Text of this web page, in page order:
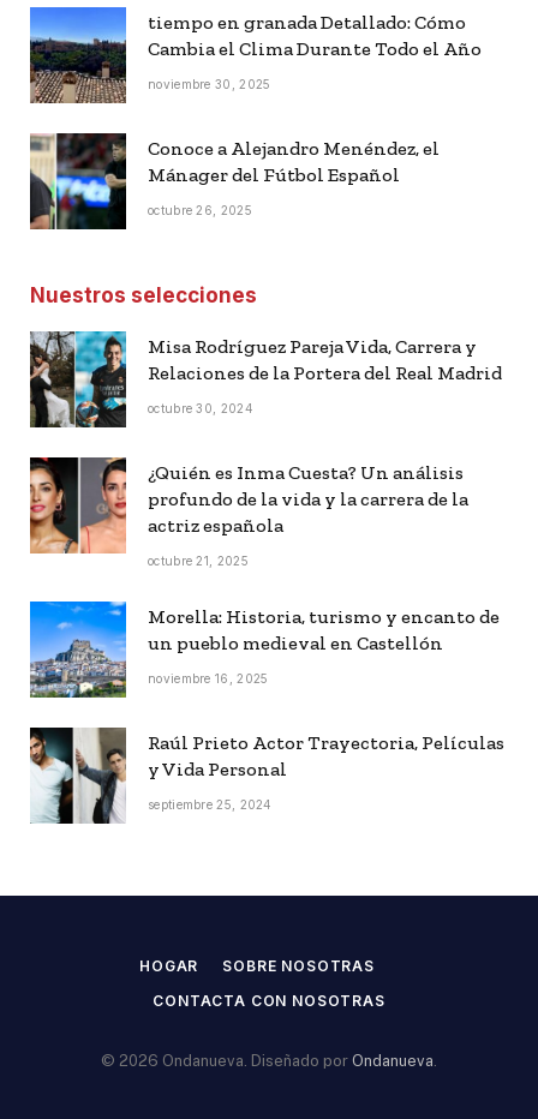
tiempo en granada Detallado: Cómo
Cambia el Clima Durante Todo el Año
noviembre 30, 2025
Conoce a Alejandro Menéndez, el
Mánager del Fútbol Español
octubre 26, 2025
Nuestros selecciones
Misa Rodríguez Pareja Vida, Carrera y
Relaciones de la Portera del Real Madrid
octubre 30, 2024
¿Quién es Inma Cuesta? Un análisis
profundo de la vida y la carrera de la
actriz española
octubre 21, 2025
Morella: Historia, turismo y encanto de
un pueblo medieval en Castellón
noviembre 16, 2025
Raúl Prieto Actor Trayectoria, Películas
y Vida Personal
septiembre 25, 2024
HOGAR
SOBRE NOSOTRAS
CONTACTA CON NOSOTRAS
© 2026 Ondanueva. Diseñado por Ondanueva